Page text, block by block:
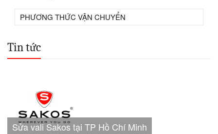
PHƯƠNG THỨC VẬN CHUYỂN
Tin tức
Sửa vali Sakos tại TP Hồ Chí Minh